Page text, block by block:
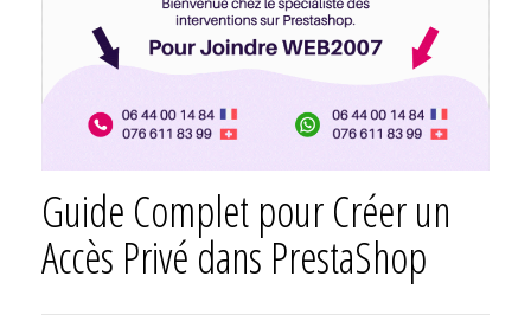
Guide Complet pour Créer un
Accès Privé dans PrestaShop